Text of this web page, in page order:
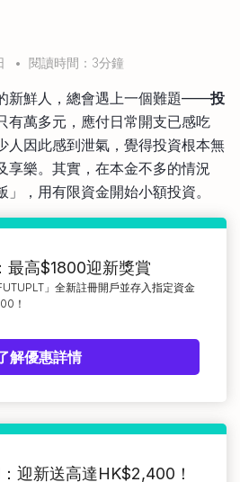
交易所
劃戶口
信用卡
• 閱讀時間：3分鐘
新鮮人，總會遇上一個難題——投
有萬多元，應付日常開支已感吃
人因此感到泄氣，覺得投資根本無
享樂。其實，在本金不多的情況
，用有限資金開始小額投資。
最高$1800迎新獎賞
」全新註冊開戶並存入指定資金
！
解優惠詳情
迎新送高達HK$2,400！